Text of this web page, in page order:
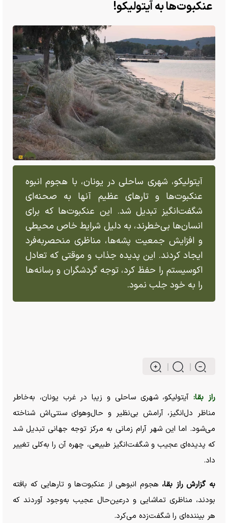
عنکبوت‌ها به آیتولیکو!
آیتولیکو، شهری ساحلی در یونان، با هجوم انبوه
عنکبوت‌ها و تار‌های عظیم آنها به صحنه‌ای
شگفت‌انگیز تبدیل شد. این عنکبوت‌ها که برای
انسان‌ها بی‌خطرند، به دلیل شرایط خاص محیطی
و افزایش جمعیت پشه‌ها، مناظری منحصر‌به‌فرد
ایجاد کردند. این پدیده جذاب و موقتی که تعادل
اکوسیستم را حفظ کرد، توجه گردشگران و رسانه‌ها
را به خود جلب نمود.
راز بقا:آیتولیکو، شهری ساحلی و زیبا در غرب یونان، به‌خاطر
مناظر دل‌انگیز، آرامش بی‌نظیر و حال‌وهوای سنتی‌اش شناخته
می‌شود. اما این شهر آرام زمانی به مرکز توجه جهانی تبدیل شد
که پدیده‌ای عجیب و شگفت‌انگیز طبیعی، چهره آن را به‌کلی تغییر
داد.
به گزارش راز بقا، هجوم انبوهی از عنکبوت‌ها و تار‌هایی که بافته
بودند، مناظری تماشایی و درعین‌حال عجیب به‌وجود آوردند که
هر بیننده‌ای را شگفت‌زده می‌کرد.